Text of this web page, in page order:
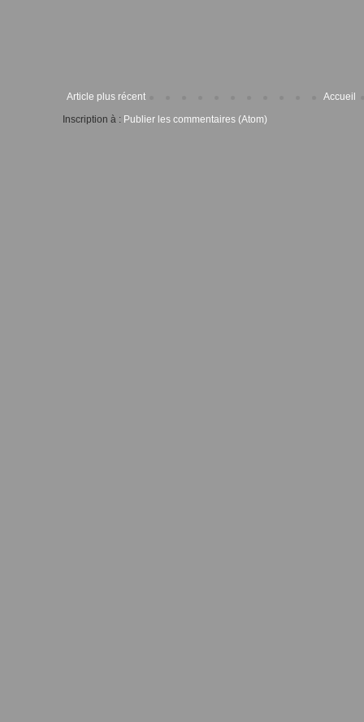
Article plus récent
Accueil
Inscription à : Publier les commentaires (Atom)